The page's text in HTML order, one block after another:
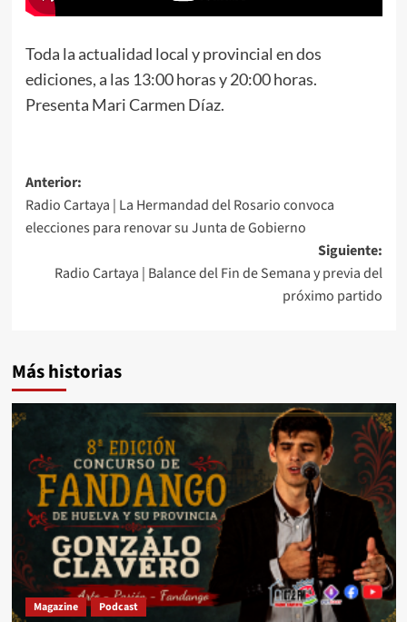
Toda la actualidad local y provincial en dos
ediciones, a las 13:00 horas y 20:00 horas.
Presenta Mari Carmen Díaz.
Anterior:
Radio Cartaya | La Hermandad del Rosario convoca
elecciones para renovar su Junta de Gobierno
Siguiente:
Radio Cartaya | Balance del Fin de Semana y previa del
próximo partido
Más historias
Magazine Podcast